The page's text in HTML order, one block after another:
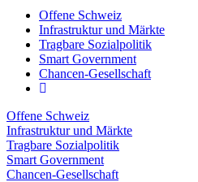
Offene Schweiz
Infrastruktur und Märkte
Tragbare Sozialpolitik
Smart Government
Chancen-Gesellschaft
Offene Schweiz
Infrastruktur und Märkte
Tragbare Sozialpolitik
Smart Government
Chancen-Gesellschaft